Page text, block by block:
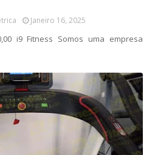
Janeiro 16, 2025
i9 Fitness Somos uma empresa